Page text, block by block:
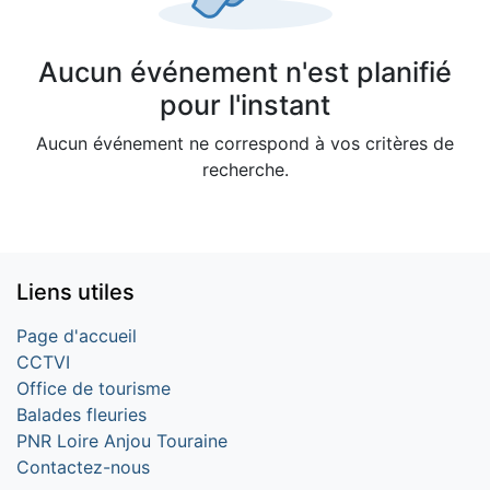
Aucun événement n'est planifié
pour l'instant
Aucun événement ne correspond à vos critères de
recherche.
Liens utiles
Page d'accueil
CCTVI
Office de tourisme
Balades fleuries
PNR Loire Anjou Touraine
Contactez-nous